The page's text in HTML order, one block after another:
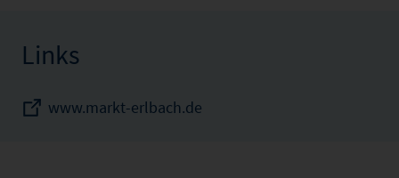
Links
www.markt-erlbach.de